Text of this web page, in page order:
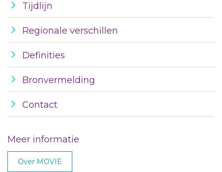
Tijdlijn
Regionale verschillen
Definities
Bronvermelding
Contact
Meer informatie
Over MOVIE